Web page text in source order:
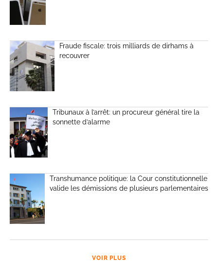
Fraude fiscale: trois milliards de dirhams à
recouvrer
Tribunaux à l’arrêt: un procureur général tire la
sonnette d’alarme
Transhumance politique: la Cour constitutionnelle
valide les démissions de plusieurs parlementaires
VOIR PLUS